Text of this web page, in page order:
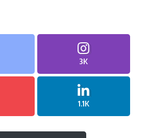
3K
1.1K